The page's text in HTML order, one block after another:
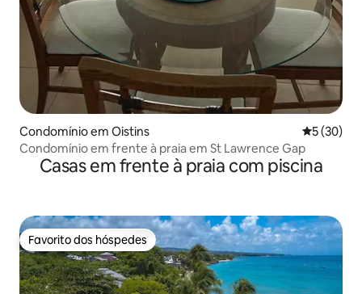
Condomínio em Oistins
5 (30)
Condomínio em frente à praia em St Lawrence Gap
Casas em frente à praia com piscina
Favorito dos hóspedes
Favorito dos hóspedes